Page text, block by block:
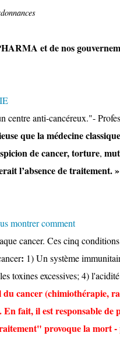
et de nos
centre anti-cancéreux."-
que la médecine
de cancer, torture,
l’absence de traitement. »
montrer comment
cancer. Ces cinq
: 1) Un système
toxines excessives; 4)
cancer (chimiothérapie,
En fait, il est responsable de
provoque la mort -